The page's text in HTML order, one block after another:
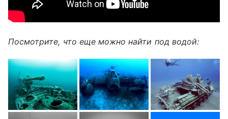
Посмотрите, что еще можно найти под водой: